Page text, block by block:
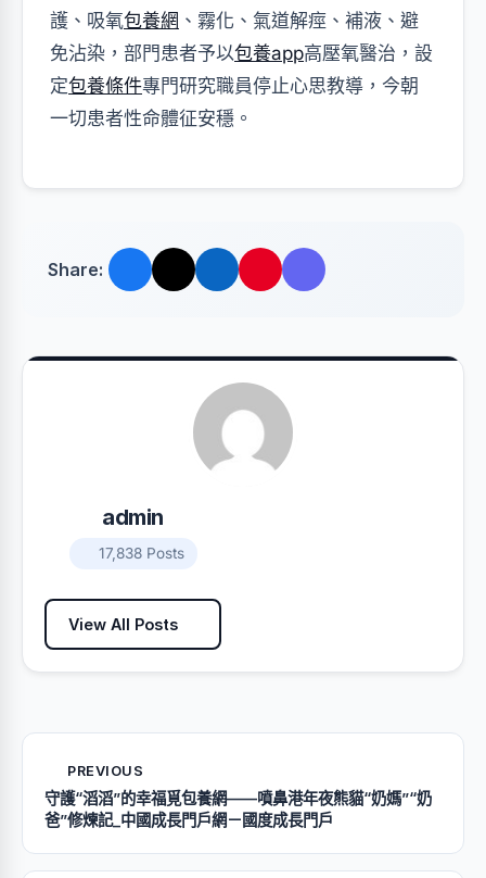
護、吸氧包養網 、霧化、氣道解痙、補液、避
免沾染，部門患者予以包養app高壓氧醫治，設
定包養條件專門研究職員停止心思教導，今朝
一切患者性命體征安穩。
Share:
admin
17,838 Posts
View All Posts
PREVIOUS
守護“滔滔”的幸福覓包養網——噴鼻港年夜熊貓“奶媽”“奶
爸”修煉記_中國成長門戶網－國度成長門戶